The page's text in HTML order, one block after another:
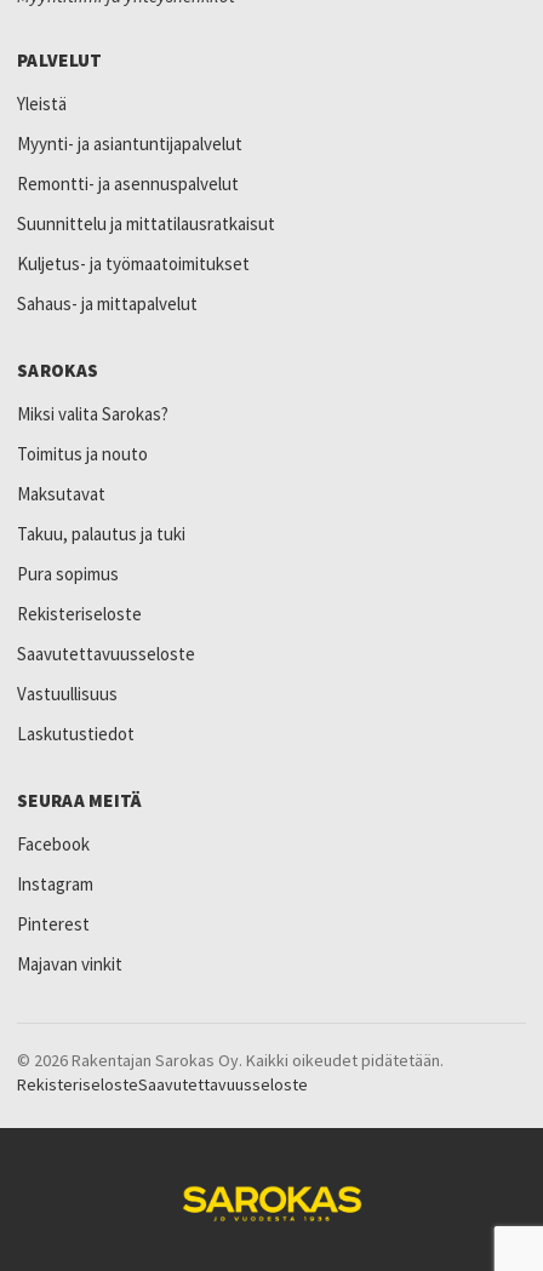
PALVELUT
Yleistä
Myynti- ja asiantuntijapalvelut
Remontti- ja asennuspalvelut
Suunnittelu ja mittatilausratkaisut
Kuljetus- ja työmaatoimitukset
Sahaus- ja mittapalvelut
SAROKAS
Miksi valita Sarokas?
Toimitus ja nouto
Maksutavat
Takuu, palautus ja tuki
Pura sopimus
Rekisteriseloste
Saavutettavuusseloste
Vastuullisuus
Laskutustiedot
SEURAA MEITÄ
Facebook
Instagram
Pinterest
Majavan vinkit
© 2026 Rakentajan Sarokas Oy. Kaikki oikeudet pidätetään.
RekisteriselosteSaavutettavuusseloste